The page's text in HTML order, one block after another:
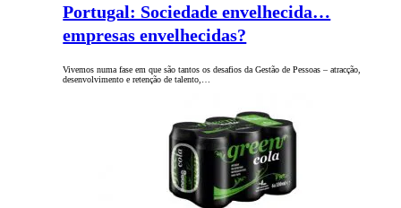
Portugal: Sociedade envelhecida…
empresas envelhecidas?
Vivemos numa fase em que são tantos os desafios da Gestão de Pessoas – atracção,
desenvolvimento e retenção de talento,…